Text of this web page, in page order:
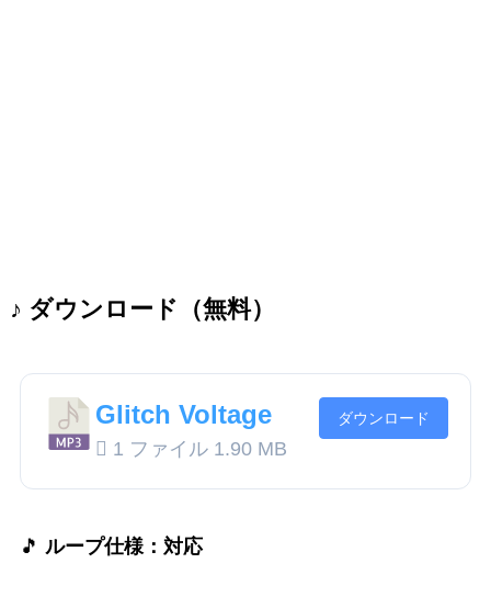
♪ ダウンロード（無料）
Glitch Voltage
1 ファイル 1.90 MB
ダウンロード
🎵 ループ仕様：対応